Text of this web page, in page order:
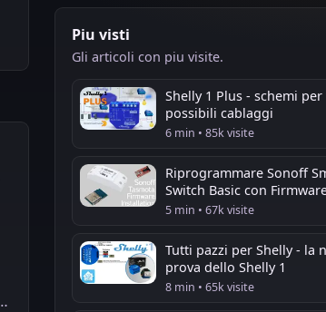
Piu visti
Gli articoli con piu visite.
Shelly 1 Plus - schemi
possibili cablaggi
6 min • 85k visite
Riprogrammare Sonoff
Switch Basic con
Tasmota
5 min • 67k visite
Tutti pazzi per Shelly - la
prova dello Shelly 1
8 min • 65k visite